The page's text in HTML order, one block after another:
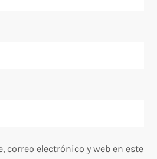
correo electrónico y web en este